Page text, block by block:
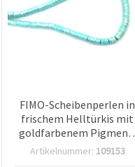
FIMO-Scheibenperlen in
frischem Helltürkis mit
goldfarbenem Pigment,
6x1 mm, Loch: 2 mm –
Artikelnummer: 109153